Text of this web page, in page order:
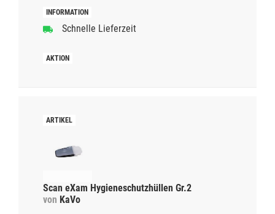
Schnelle Lieferzeit
Scan eXam Hygieneschutzhüllen Gr.2
von KaVo